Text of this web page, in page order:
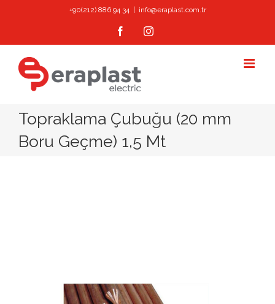
+90(212) 886 94 34 info@eraplast.com.tr
FacebookInstagram
Topraklama Çubuğu (20 mm
Boru Geçme) 1,5 Mt